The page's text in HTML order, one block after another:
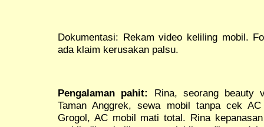
Dokumentasi: Rekam video keliling mobil.
ada klaim kerusakan palsu.
Pengalaman pahit:
Rina, seorang beauty
Taman Anggrek, sewa mobil tanpa cek
Grogol, AC mobil mati total. Rina